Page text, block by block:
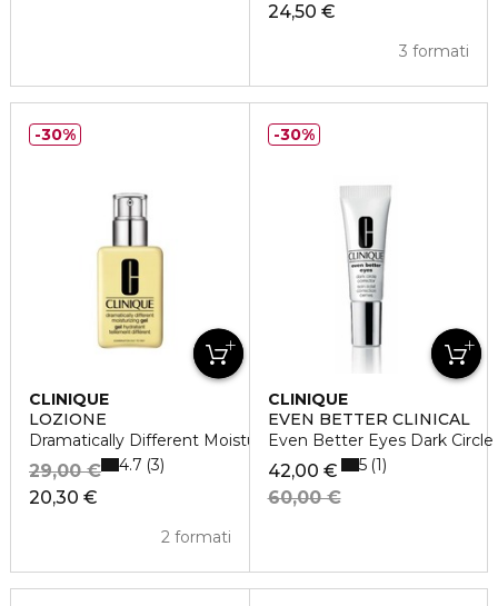
24,50 €
3 formati
CLINIQUE
LOZIONE
Dramatically Different Moisturizing Lotion +
20,30 €
29,00 €
2 formati
4.7 3
30%
CLINIQUE
EVEN BETTER CLINICAL
Even Better Eyes Dark Circle
42,00 €
60,00 €
5 1
30%